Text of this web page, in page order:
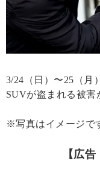
3/24（日）〜25（月
SUVが盗まれる被害
※写真はイメージで
【広